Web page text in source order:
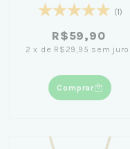
(1)
R$59,90
2 x de R$29,95 sem
Comprar